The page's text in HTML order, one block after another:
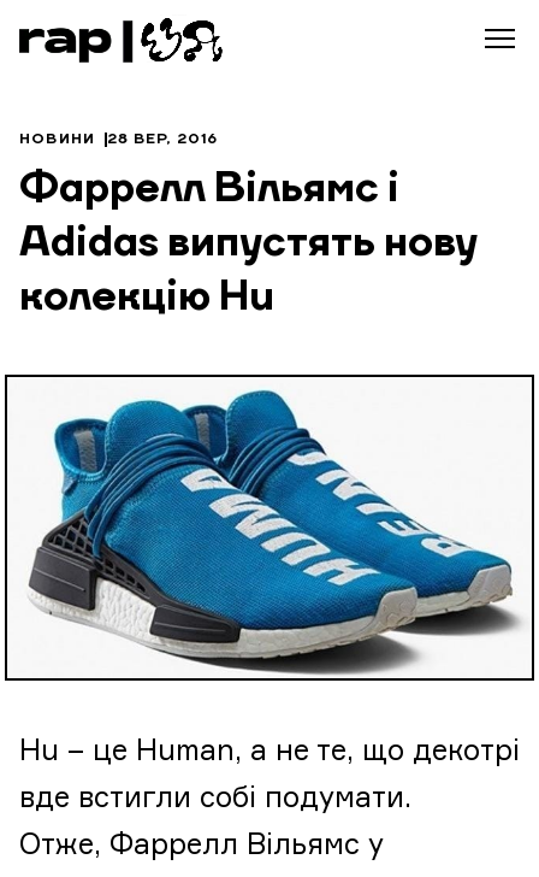
НОВИНИ 28 ВЕР, 2016
Фаррелл Вільямс і
Аdidas випустять нову
колекцію Hu
Hu – це Human, а не те, що декотрі
вде встигли собі подумати.
Отже, Фаррелл Вільямс у